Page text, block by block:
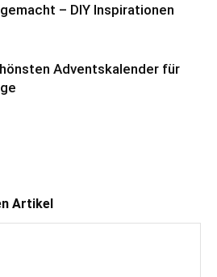
– DIY Inspirationen
Adventskalender für
Artikel